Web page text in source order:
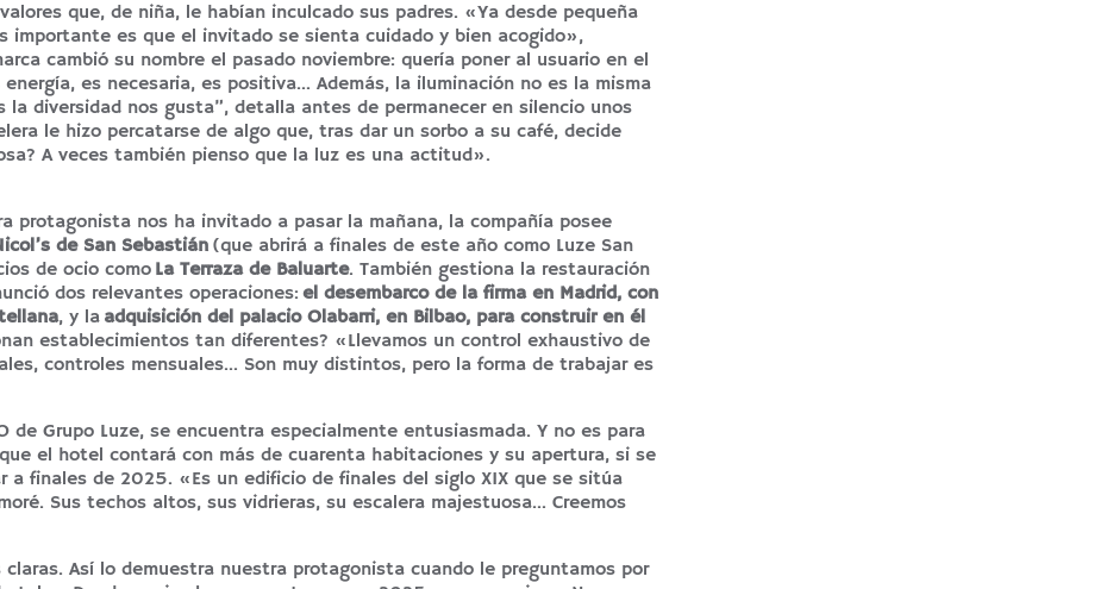
que, de niña, le habían inculcado sus padres. «Ya desde pequeña
importante es que el invitado se sienta cuidado y bien acogido»,
cambió su nombre el pasado noviembre: quería poner al usuario en el
es necesaria, es positiva… Además, la iluminación no es la misma
la diversidad nos gusta”, detalla antes de permanecer en silencio unos
le hizo percatarse de algo que, tras dar un sorbo a su café, decide
A veces también pienso que la luz es una actitud».
protagonista nos ha invitado a pasar la mañana, la compañía posee
de San Sebastián(que abrirá a finales de este año como Luze San
de ocio comoLa Terraza de Baluarte. También gestiona la restauración
dos relevantes operaciones: el desembarco de la firma en Madrid, con
, y la adquisición del palacio Olabarri, en Bilbao, para construir en él
establecimientos tan diferentes? «Llevamos un control exhaustivo de
controles mensuales… Son muy distintos, pero la forma de trabajar es
de Grupo Luze, se encuentra especialmente entusiasmada. Y no es para
el hotel contará con más de cuarenta habitaciones y su apertura, si se
a finales de 2025. «Es un edificio de finales del siglo XIX que se sitúa
Sus techos altos, sus vidrieras, su escalera majestuosa… Creemos
Así lo demuestra nuestra protagonista cuando le preguntamos por